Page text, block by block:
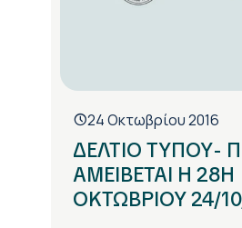
24 Οκτωβρίου 2016
ΔΕΛΤΙΟ ΤΥΠΟΥ-
ΑΜΕΙΒΕΤΑΙ Η 28Η
ΟΚΤΩΒΡΙΟΥ 24/